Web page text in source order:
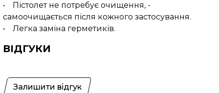
• Пістолет не потребує очищення, -
самоочищається після кожного застосування.
• Легка заміна герметиків.
ВІДГУКИ
Залишити відгук